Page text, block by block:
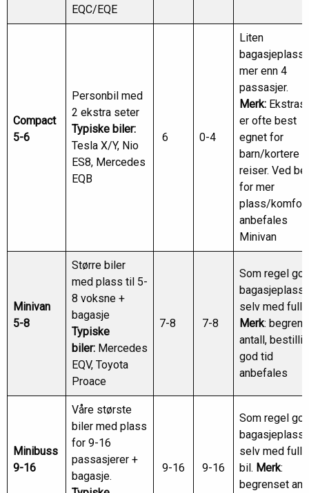
EQC/EQE
Compact
5-6
Personbil med
2 ekstra seter
Typiske biler:
Tesla X/Y, Nio
ES8, Mercedes
EQB
6 0-4
Liten
bagasjeplass
mer enn 4
passasjer.
Merk:
er ofte best
egnet for
barn/kortere
reiser. Ved
for mer
plass/komfort
anbefales
Minivan
Minivan
5-8
Større biler
med plass til 5-
8 voksne +
bagasje
Typiske
biler: Mercedes
EQV, Toyota
Proace
7-8 7-8
Som regel
bagasjeplass
selv med full
Merk:
antall,
god tid
anbefales
Minibuss
9-16
Våre største
biler med plass
for 9-16
passasjerer +
bagasje.
9-16 9-16
Som regel
bagasjeplass
selv med full
bil. Merk:
begrenset